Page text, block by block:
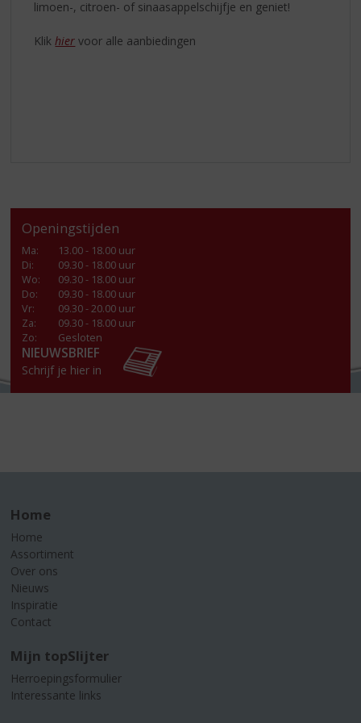
limoen-, citroen- of sinaasappelschijfje en geniet!
Klikhier voor alle aanbiedingen
Openingstijden
Ma:
13.00 - 18.00 uur
Di:
09.30 - 18.00 uur
Wo:
09.30 - 18.00 uur
Do:
09.30 - 18.00 uur
Vr:
09.30 - 20.00 uur
Za:
09.30 - 18.00 uur
Zo:
Gesloten
NIEUWSBRIEF
Schrijf je hier in
Home
Home
Assortiment
Over ons
Nieuws
Inspiratie
Contact
Mijn topSlijter
Herroepingsformulier
Interessante links